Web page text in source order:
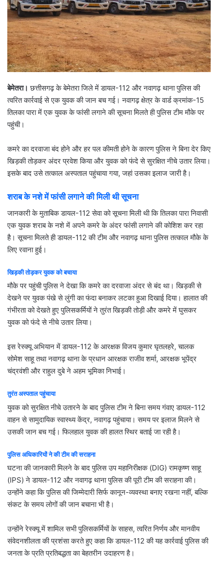
e
m
a
i
l
बेमेतरा। छत्तीसगढ़ के बेमेतरा जिले में डायल-112 और नवागढ़ थाना पुलिस की
त्वरित कार्रवाई से एक युवक की जान बच गई। नवागढ़ क्षेत्र के वार्ड क्रमांक-15
तिलका पारा में एक युवक के फांसी लगाने की सूचना मिलते ही पुलिस टीम मौके पर
पहुंची।
कमरे का दरवाजा बंद होने और हर पल कीमती होने के कारण पुलिस ने बिना देर किए
खिड़की तोड़कर अंदर प्रवेश किया और युवक को फंदे से सुरक्षित नीचे उतार लिया।
इसके बाद उसे तत्काल अस्पताल पहुंचाया गया, जहां उसका इलाज जारी है।
शराब के नशे में फांसी लगाने की मिली थी सूचना
जानकारी के मुताबिक डायल-112 सेवा को सूचना मिली थी कि तिलका पारा निवासी
एक युवक शराब के नशे में अपने कमरे के अंदर फांसी लगाने की कोशिश कर रहा
है। सूचना मिलते ही डायल-112 की टीम और नवागढ़ थाना पुलिस तत्काल मौके के
लिए रवाना हुई।
खिड़की तोड़कर युवक को बचाया
मौके पर पहुंची पुलिस ने देखा कि कमरे का दरवाजा अंदर से बंद था। खिड़की से
देखने पर युवक पंखे से लुंगी का फंदा बनाकर लटका हुआ दिखाई दिया। हालात की
गंभीरता को देखते हुए पुलिसकर्मियों ने तुरंत खिड़की तोड़ी और कमरे में घुसकर
युवक को फंदे से नीचे उतार लिया।
इस रेस्क्यू अभियान में डायल-112 के आरक्षक विजय कुमार घृतलहरे, चालक
सोमेश साहू तथा नवागढ़ थाना के प्रधान आरक्षक राजीव शर्मा, आरक्षक भूपेंद्र
चंद्रवंशी और राहुल दुबे ने अहम भूमिका निभाई।
तुरंत अस्पताल पहुंचाया
युवक को सुरक्षित नीचे उतारने के बाद पुलिस टीम ने बिना समय गंवाए डायल-112
वाहन से सामुदायिक स्वास्थ्य केंद्र, नवागढ़ पहुंचाया। समय पर इलाज मिलने से
उसकी जान बच गई। फिलहाल युवक की हालत स्थिर बताई जा रही है।
पुलिस अधिकारियों ने की टीम की सराहना
घटना की जानकारी मिलने के बाद पुलिस उप महानिरीक्षक (DIG) रामकृष्ण साहू
(IPS) ने डायल-112 और नवागढ़ थाना पुलिस की पूरी टीम की सराहना की।
उन्होंने कहा कि पुलिस की जिम्मेदारी सिर्फ कानून-व्यवस्था बनाए रखना नहीं, बल्कि
संकट के समय लोगों की जान बचाना भी है।
उन्होंने रेस्क्यू में शामिल सभी पुलिसकर्मियों के साहस, त्वरित निर्णय और मानवीय
संवेदनशीलता की प्रशंसा करते हुए कहा कि डायल-112 की यह कार्रवाई पुलिस की
जनता के प्रति प्रतिबद्धता का बेहतरीन उदाहरण है।